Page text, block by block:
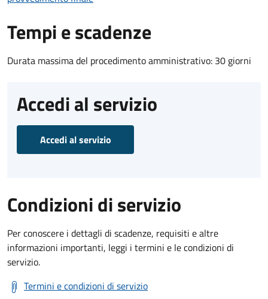
Tempi e scadenze
Durata massima del procedimento amministrativo: 30 giorni
Accedi al servizio
Accedi al servizio
Condizioni di servizio
Per conoscere i dettagli di scadenze, requisiti e altre
informazioni importanti, leggi i termini e le condizioni di
servizio.
Termini e condizioni di servizio